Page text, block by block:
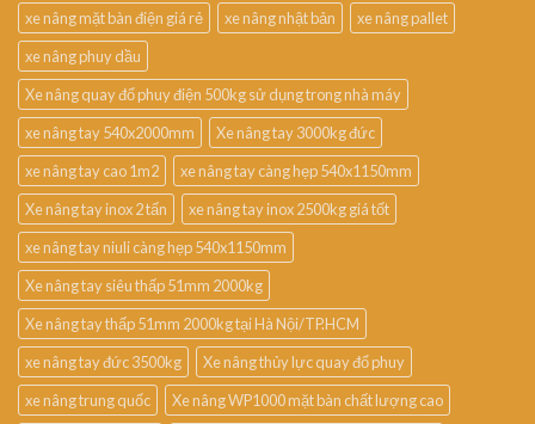
xe nâng mặt bàn điện giá rẻ
xe nâng nhật bản
xe nâng pallet
xe nâng phuy dầu
Xe nâng quay đổ phuy điện 500kg sử dụng trong nhà máy
xe nâng tay 540x2000mm
Xe nâng tay 3000kg đức
xe nâng tay cao 1m2
xe nâng tay càng hẹp 540x1150mm
Xe nâng tay inox 2 tấn
xe nâng tay inox 2500kg giá tốt
xe nâng tay niuli càng hẹp 540x1150mm
Xe nâng tay siêu thấp 51mm 2000kg
Xe nâng tay thấp 51mm 2000kg tại Hà Nội/TP.HCM
xe nâng tay đức 3500kg
Xe nâng thủy lực quay đổ phuy
xe nâng trung quốc
Xe nâng WP1000 mặt bàn chất lượng cao